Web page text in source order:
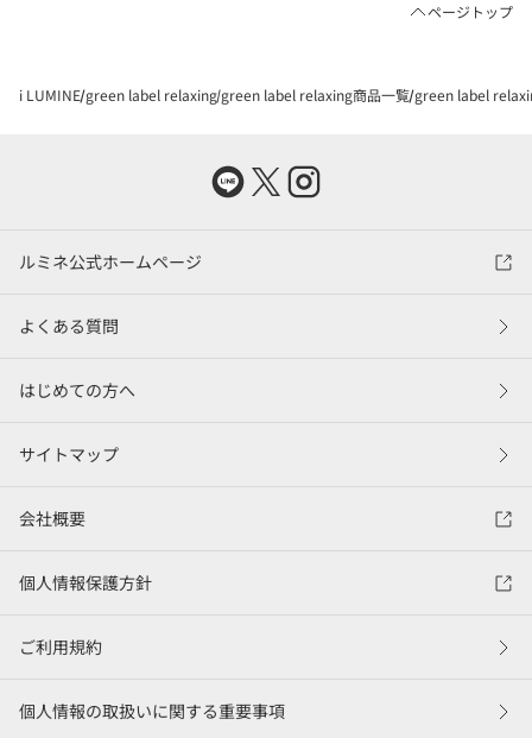
ページトップ
i LUMINE green label relaxing green label relaxing商品一覧 green label
ルミネ公式ホームページ
よくある質問
はじめての方へ
サイトマップ
会社概要
個人情報保護方針
ご利用規約
個人情報の取扱いに関する重要事項